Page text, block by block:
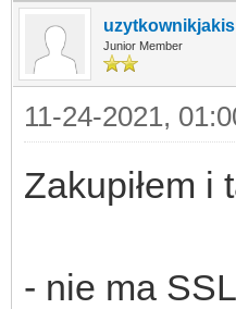
uzytkownikjakis
Junior Member
11-24-2021,
Zakupiłem i
- nie ma